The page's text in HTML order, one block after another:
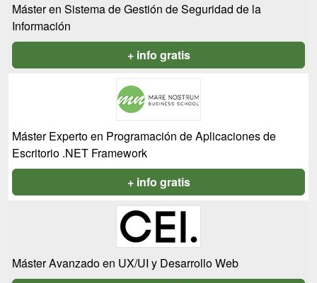
Máster en Sistema de Gestión de Seguridad de la
Información
+ info gratis
Máster Experto en Programación de Aplicaciones de
Escritorio .NET Framework
+ info gratis
Máster Avanzado en UX/UI y Desarrollo Web